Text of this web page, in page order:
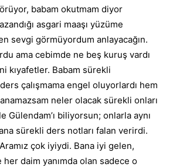
babam okutmam diyor
asgari maaşı yüzüme
sevgi görmüyordum anlayacağın.
ama cebimde ne beş kuruş vardı
kıyafetler. Babam sürekli
çalışmama engel oluyorlardı hem
neler olacak sürekli onları
Gülendam’ı biliyorsun; onlarla aynı
sürekli ders notları falan verirdi.
çok iyiydi. Bana iyi gelen,
her daim yanımda olan sadece o